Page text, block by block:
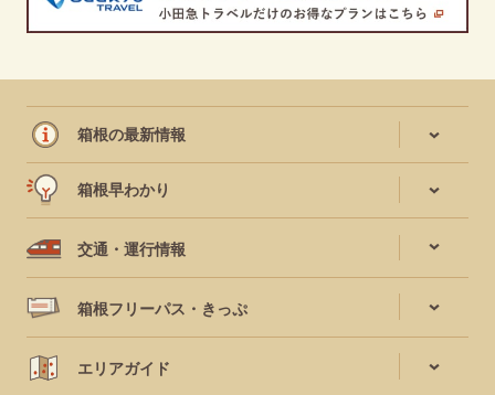
箱根の最新情報
箱根早わかり
交通・運行情報
箱根フリーパス・きっぷ
エリアガイド